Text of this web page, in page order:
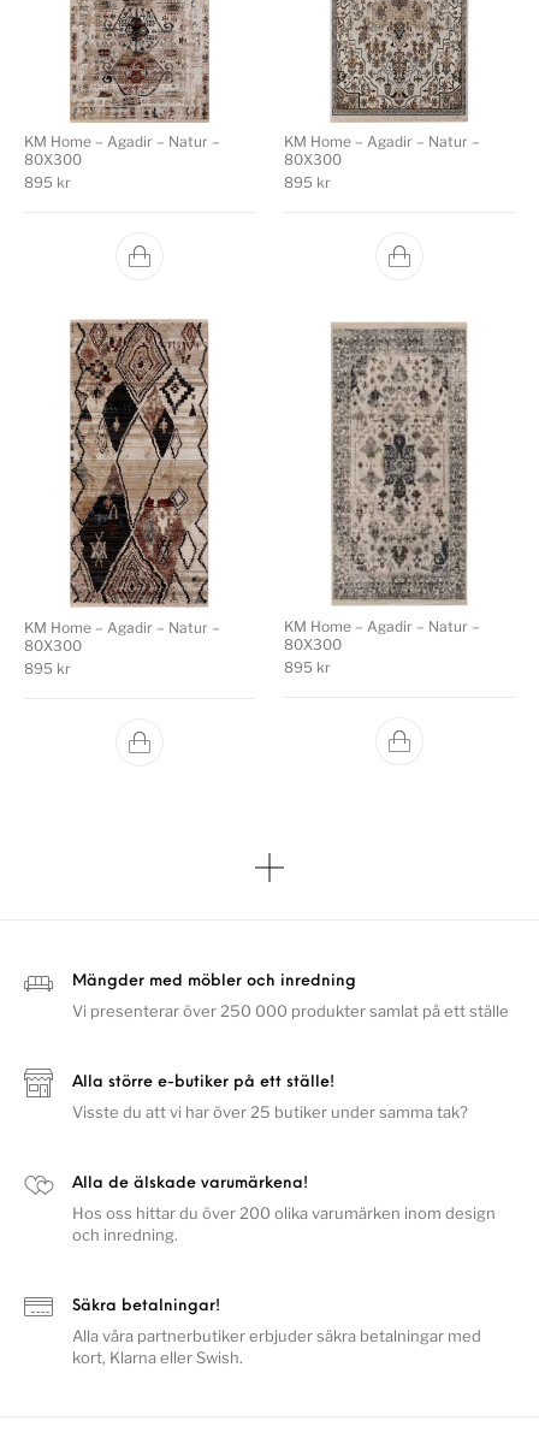
KM Home – Agadir – Natur –
80X300
895 kr
KM Home – Agadir – Natur –
80X300
895 kr
KM Home – Agadir – Natur –
80X300
895 kr
KM Home – Agadir – Natur –
80X300
895 kr
Mängder med möbler och inredning
Vi presenterar över 250 000 produkter samlat på ett ställe
Alla större e-butiker på ett ställe!
Visste du att vi har över 25 butiker under samma tak?
Alla de älskade varumärkena!
Hos oss hittar du över 200 olika varumärken inom design
och inredning.
Säkra betalningar!
Alla våra partnerbutiker erbjuder säkra betalningar med
kort, Klarna eller Swish.